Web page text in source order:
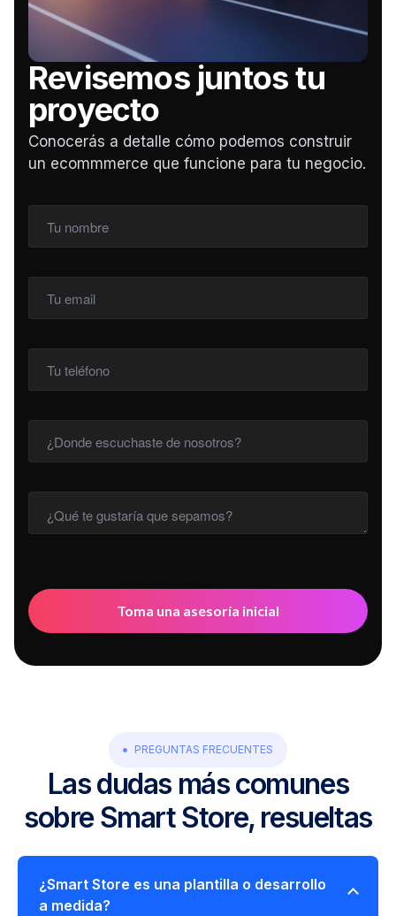
Revisemos juntos tu
proyecto
Conocerás a detalle cómo podemos construir
un ecommmerce que funcione para tu negocio.
PREGUNTAS FRECUENTES
Las dudas más comunes
sobre Smart Store, resueltas
¿Smart Store es una plantilla o desarrollo
a medida?